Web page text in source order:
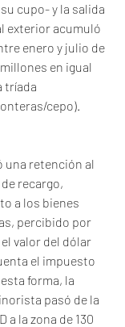
cupo- y la salida
exterior acumuló
enero y julio de
en igual
tríada
cepo).
una retención al
recargo,
a los bienes
percibido por
valor del dólar
el impuesto
forma, la
pasó de la
a la zona de 130